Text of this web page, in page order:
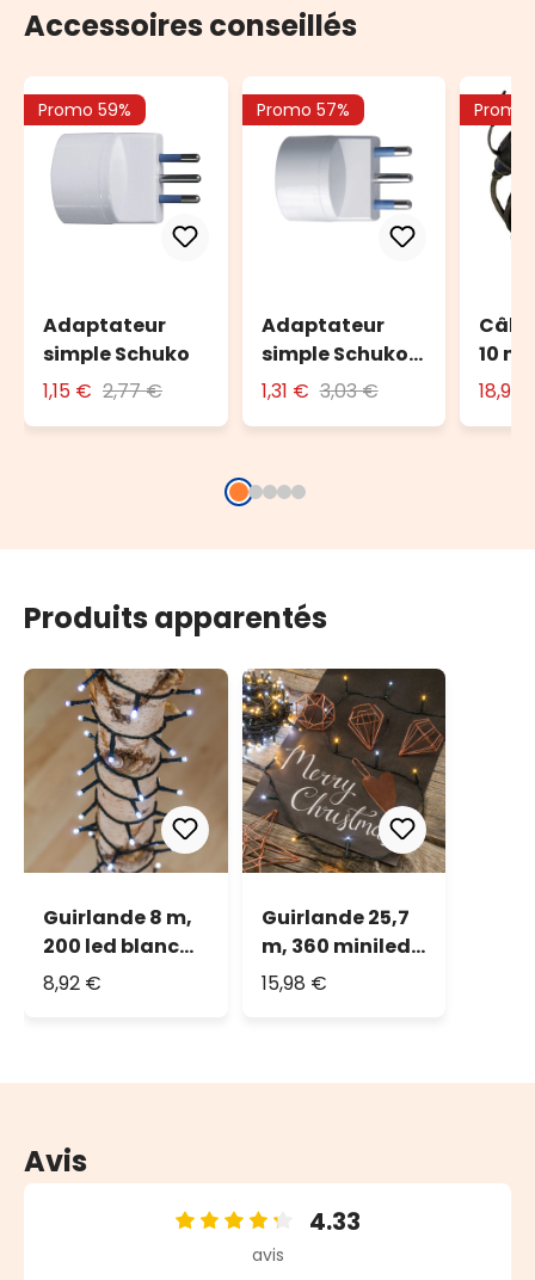
Accessoires conseillés
Promo 59%
Adaptateur
simple Schuko
1,15 € 2,77 €
Promo 57%
Adaptateur
simple Schuko
avec fiche 16A
1,31 € 3,03 €
Promo
10 m
Produits apparentés
Guirlande 8 m,
200 led blanc
froid, câble vert
8,92 €
Guirlande 25,7
m, 360 miniled
blanc chaud et
15,98 €
Avis
Note moyenne de 4.33 sur 5 étoiles
4.33
avis